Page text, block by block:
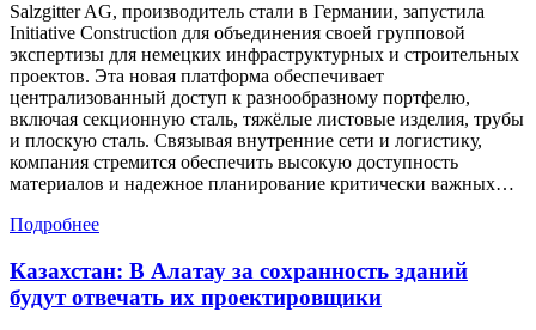
Salzgitter AG, производитель стали в Германии, запустила
Initiative Construction для объединения своей групповой
экспертизы для немецких инфраструктурных и строительных
проектов. Эта новая платформа обеспечивает
централизованный доступ к разнообразному портфелю,
включая секционную сталь, тяжёлые листовые изделия, трубы
и плоскую сталь. Связывая внутренние сети и логистику,
компания стремится обеспечить высокую доступность
материалов и надежное планирование критически важных…
Подробнее
Казахстан: В Алатау за сохранность зданий
будут отвечать их проектировщики